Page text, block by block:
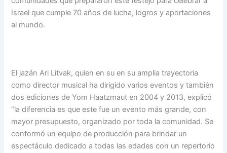
Israel que cumple 70 años de lucha, logros y aportaciones
al mundo.
El jazán Ari Litvak, quien en su en su amplia trayectoria
como director musical ha dirigido varios eventos y también
dos ediciones de Yom Haatzmaut en 2004 y 2013, explicó
“la diferencia es que este fue un evento más grande, con
mayor presupuesto, organizado por toda la comunidad. Se
conformó un equipo de producción para brindar un
espectáculo dedicado a todas las edades con un repertorio